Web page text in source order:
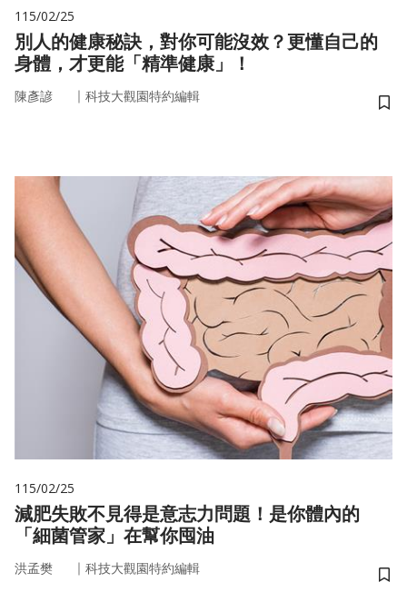
115/02/25
別人的健康秘訣，對你可能沒效？更懂自己的
身體，才更能「精準健康」！
陳彥諺 ｜ 科技大觀園特約編輯
儲
115/02/25
減肥失敗不見得是意志力問題！是你體內的
「細菌管家」在幫你囤油
洪孟樊 ｜ 科技大觀園特約編輯
儲